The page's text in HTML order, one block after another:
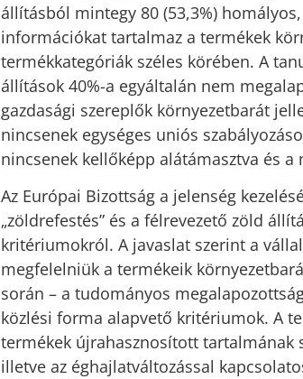
állításból mintegy 80 (53,3%)
információkat tartalmaz a termékek
termékkategóriák széles körében. A
állítások 40%-a egyáltalán nem
gazdasági szereplők környezetbarát
nincsenek egységes uniós
nincsenek kellőképp alátámasztva és
Az Európai Bizottság a jelenség
„zöldrefestés” és a félrevezető zöld
kritériumokról. A javaslat szerint a
megfelelniük a termékeik
során – a tudományos
közlési forma alapvető kritériumok. A
termékek újrahasznosított tartalmának
illetve az éghajlatváltozással